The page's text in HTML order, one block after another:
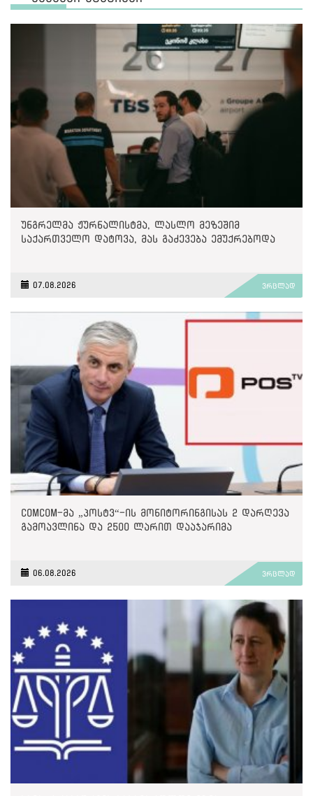
უნგრელმა ჟურნალისტმა, ლასლო მეზეშიმ
საქართველო დატოვა, მას გაძევება ემუქრებოდა
07.08.2026 ვრცლად
ComCom-მა „პოსტვ“-ის მონიტორინგისას 2 დარღევა
გამოავლინა და 2500 ლარით დააჯარიმა
06.08.2026 ვრცლად